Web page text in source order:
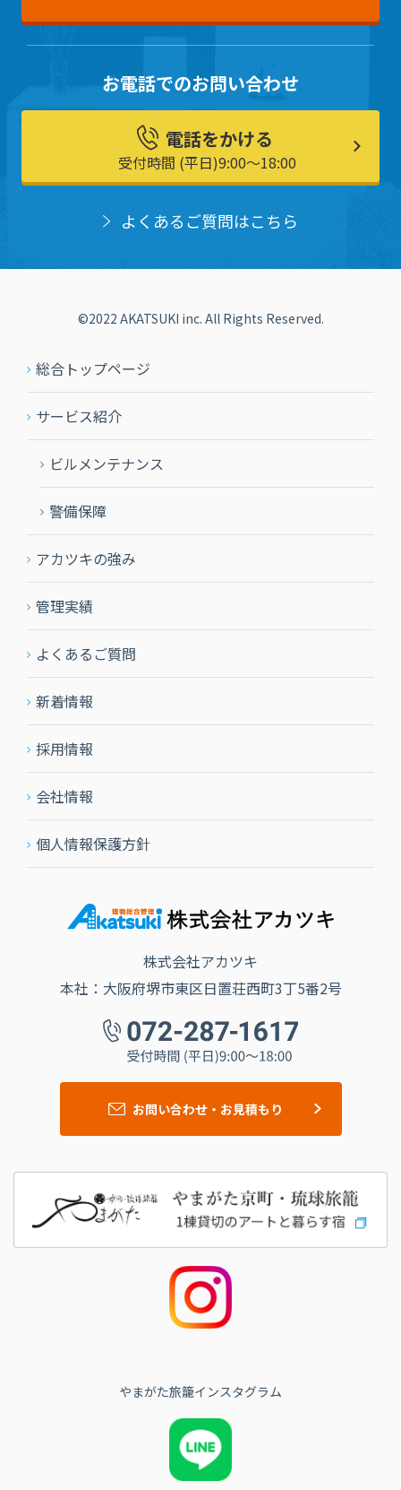
お電話でのお問い合わせ
電話をかける
受付時間 (平日)9:00〜18:00
よくあるご質問はこちら
株式会社アカツキ
本社：大阪府堺市東区日置荘西町3丁5番2号
お問い合わせ・お見積もり
やまがた旅籠インスタグラム
総合トップページ
サービス紹介
ビルメンテナンス
警備保障
アカツキの強み
管理実績
よくあるご質問
新着情報
採用情報
会社情報
個人情報保護方針
©2022 AKATSUKI inc. All Rights Reserved.